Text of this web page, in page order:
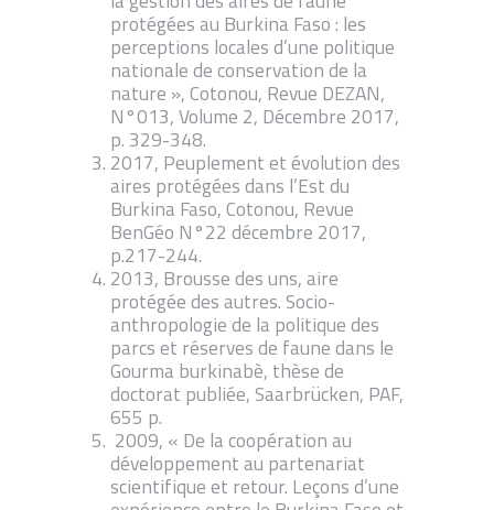
protégées au Burkina Faso : les
perceptions locales d’une politique
nationale de conservation de la
nature », Cotonou, Revue DEZAN,
N°013, Volume 2, Décembre 2017,
p. 329-348.
2017, Peuplement et évolution des
aires protégées dans l’Est du
Burkina Faso, Cotonou, Revue
BenGéo N°22 décembre 2017,
p.217-244.
2013, Brousse des uns, aire
protégée des autres. Socio-
anthropologie de la politique des
parcs et réserves de faune dans le
Gourma burkinabè, thèse de
doctorat publiée, Saarbrücken, PAF,
655 p.
2009, « De la coopération au
développement au partenariat
scientifique et retour. Leçons d’une